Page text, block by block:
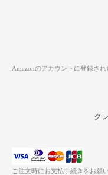
Amazonのアカウントに登録さ
ク
ご注文時にお支払手続きをお願